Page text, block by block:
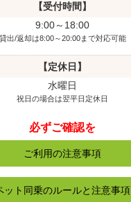
【受付時間】
9:00～18:00
貸出/返却は8:00～20:00まで対応可能
【定休日】
水曜日
祝日の場合は翌平日定休日
必ずご確認を
ご利用の注意事項
ット同乗のルールと注意事項